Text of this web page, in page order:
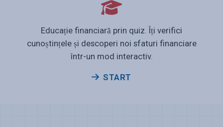
Educație financiară prin quiz. Îți verifici
cunoștințele și descoperi noi sfaturi financiare
într-un mod interactiv.
START